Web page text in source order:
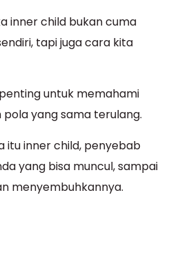
inner child bukan cuma
tapi juga cara kita
untuk memahami
pola yang sama terulang.
itu inner child, penyebab
yang bisa muncul, sampai
menyembuhkannya.